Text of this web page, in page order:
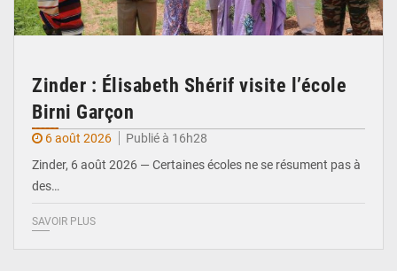
Zinder : Élisabeth Shérif visite l’école
Birni Garçon
6 août 2026
Publié à 16h28
Zinder, 6 août 2026 — Certaines écoles ne se résument pas à
des…
SAVOIR PLUS